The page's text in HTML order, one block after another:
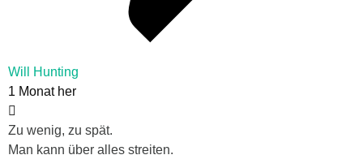
Will Hunting
1 Monat her
Zu wenig, zu spät.
Man kann über alles streiten.